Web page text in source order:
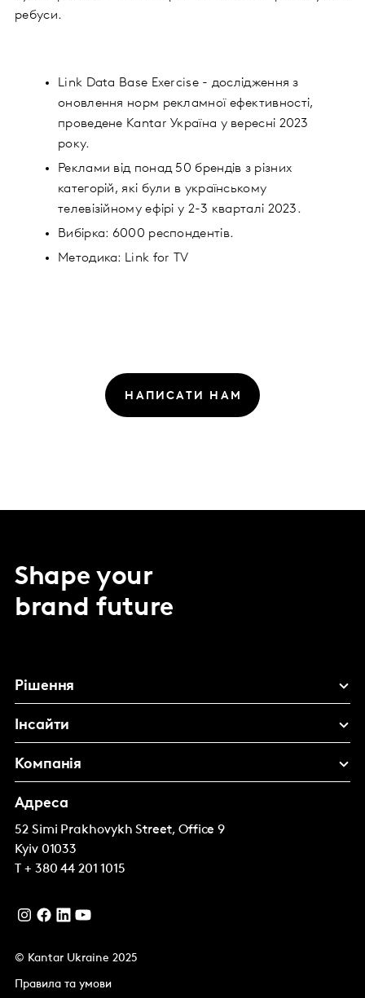
ребуси.
Link Data Base Exercise - дослідження з
оновлення норм рекламної ефективності,
проведене Kantar Україна у вересні 2023
року.
Реклами від понад 50 брендів з різних
категорій, які були в українському
телевізійному ефірі у 2-3 кварталі 2023.
Вибірка: 6000 респондентів.
Методика: Link for TV
НАПИСАТИ НАМ
Shape your
brand future
Рішення
Інсайти
Компанія
Адреса
52 Simi Prakhovykh Street, Office 9
Kyiv 01033
+ 380 44 201 1015
© Kantar Ukraine 2025
Правила та умови